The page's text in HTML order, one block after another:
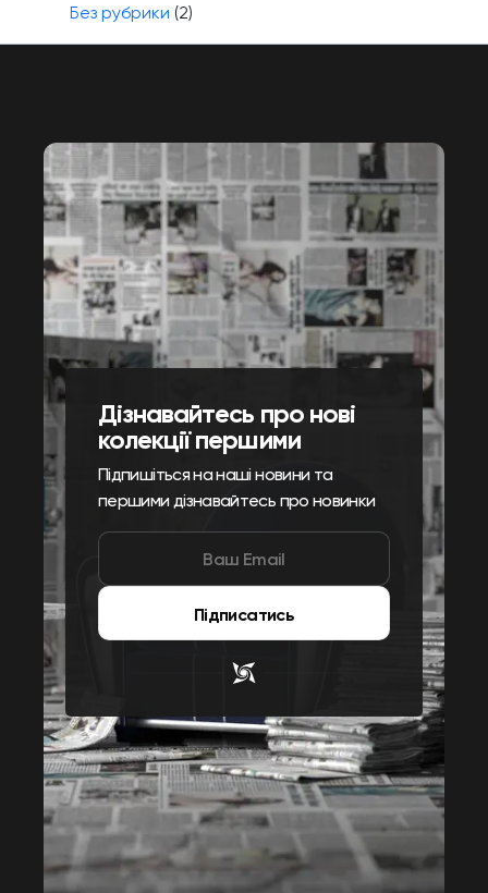
Без рубрики (2)
Дізнавайтесь про нові
колекції першими
Підпишіться на наші новини та
першими дізнавайтесь про новинки
Підписатись